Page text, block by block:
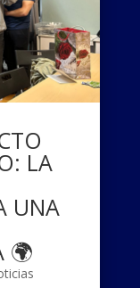
LA
UNA
🌍